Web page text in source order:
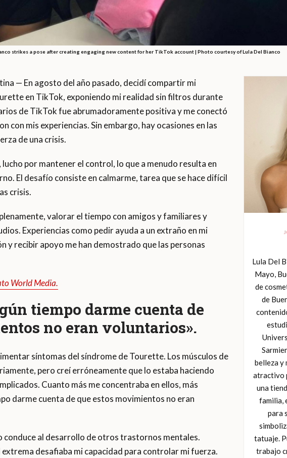
strikes a pose after creating engaging new content for her TikTok account | Photo courtesy of Lula Del Bianco
Lula Del
Mayo,
de
de
belleza y
atractivo
una
familia,
para
tatuaje.
trabajo
— En agosto del año pasado, decidí compartir mi
en TikTok, exponiendo mi realidad sin filtros durante
de TikTok fue abrumadoramente positiva y me conectó
con mis experiencias. Sin embargo, hay ocasiones en las
de una crisis.
por mantener el control, lo que a menudo resulta en
El desafío consiste en calmarme, tarea que se hace difícil
crisis.
valorar el tiempo con amigos y familiares y
Experiencias como pedir ayuda a un extraño en mi
y recibir apoyo me han demostrado que las personas
World Media.
tiempo darme cuenta de
no eran voluntarios».
síntomas del síndrome de Tourette. Los músculos de
pero creí erróneamente que lo estaba haciendo
Cuanto más me concentraba en ellos, más
darme cuenta de que estos movimientos no eran
conduce al desarrollo de otros trastornos mentales.
desafiaba mi capacidad para controlar mi fuerza.